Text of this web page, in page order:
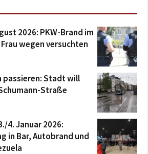
2026: PKW-Brand im
wegen versuchten
passieren: Stadt will
Straße
4. Januar 2026:
in Bar, Autobrand und